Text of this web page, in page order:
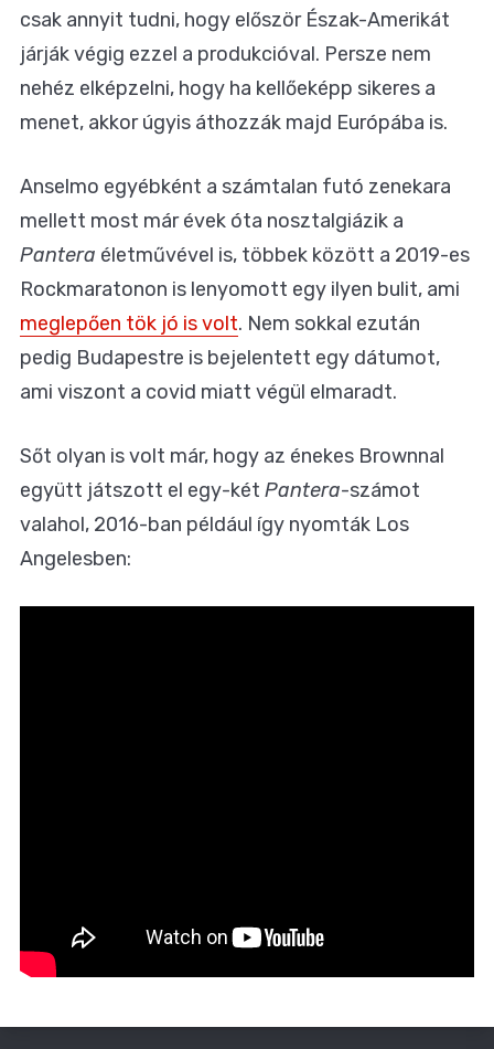
csak annyit tudni, hogy először Észak-Amerikát
járják végig ezzel a produkcióval. Persze nem
nehéz elképzelni, hogy ha kellőeképp sikeres a
menet, akkor úgyis áthozzák majd Európába is.
Anselmo egyébként a számtalan futó zenekara
mellett most már évek óta nosztalgiázik a
Pantera életművével is, többek között a 2019-es
Rockmaratonon is lenyomott egy ilyen bulit, ami
meglepően tök jó is volt. Nem sokkal ezután
pedig Budapestre is bejelentett egy dátumot,
ami viszont a covid miatt végül elmaradt.
Sőt olyan is volt már, hogy az énekes Brownnal
együtt játszott el egy-két Pantera-számot
valahol, 2016-ban például így nyomták Los
Angelesben: